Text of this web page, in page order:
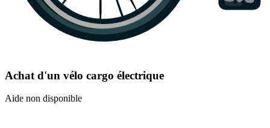
Achat d'un vélo cargo électrique
Aide non disponible